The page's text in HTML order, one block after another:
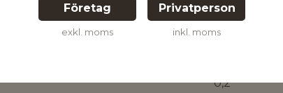
Företag
exkl. moms
Privatperson
inkl. moms
0,2